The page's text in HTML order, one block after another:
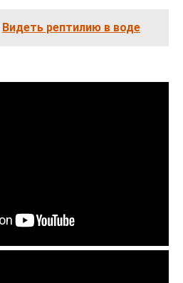
Видеть рептилию в воде